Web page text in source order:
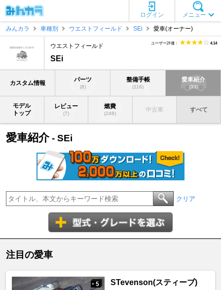
メニュー
ログイン
みんカラ
車種別 ウエストフィールド SEi 愛車(オーナー)
ウエストフィールド
SEi
ユーザー評価： 4.14
カスタム情報 パーツ
(8)
整備手帳
(116)
愛車紹介
(33)
モデル
トップ
レビュー
(7)
燃費
(248)
中古車 すべて
愛車紹介- SEi
クリア
注目の愛車
+ 5 STevenson(スティーブ)